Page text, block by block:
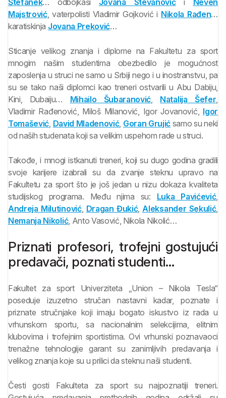
Štefanek… odbojkaši Jovana Stevanovići
Neven
Majstrović, vaterpolisti Vladimir Gojković i Nikola Rađen…
karatiskinja Jovana Preković…
Sticanje velikog znanja i diplome na Fakultetu za sport
mnogim našim studentima obezbedilo je mogućnost
zaposlenja u struci ne samo u Srbiji nego i u inostranstvu, pa
su se tako naši diplomci kao treneri ostvarili u Abu Dabiju,
Kini, Dubaiju… Mihailo Šubaranović, Natalija Šefer,
Vladimir Rađenović, Miloš Milanović, Igor Jovanović, Igor
Tomašević, David Mladenović, Goran Grujić samo su neki
od naših studenata koji sa velikim uspehom rade u struci.
Takođe, i mnogi istkanuti treneri, koji su dugo godina gradili
svoje karijere izabrali su da zvanje steknu upravo na
Fakultetu za sport što je još jedan u nizu dokaza kvaliteta
studijskog programa. Među njima su: Luka Pavićević,
Andreja Milutinović, Dragan Đukić,Aleksander Sekulić,
Nemanja Nikolić, Anto Vasović, Nikola Nikolić…
Priznati profesori, trofejni gostujući
predavači, poznati studenti…
Fakultet za sport Univerziteta „Union – Nikola Tesla“
poseduje izuzetno stručan nastavni kadar, poznate i
priznate stručnjake koji imaju bogato iskustvo iz rada u
vrhunskom sportu, sa nacionalnim selekcijima, elitnim
klubovima i trofejnim sportistima. Ovi vrhunski poznavaoci
trenažne tehnologije garant su zanimljivih predavanja i
velikog znanja koje su u prilici da steknu naši studenti.
Česti gosti Fakulteta za sport su najpoznatiji treneri.